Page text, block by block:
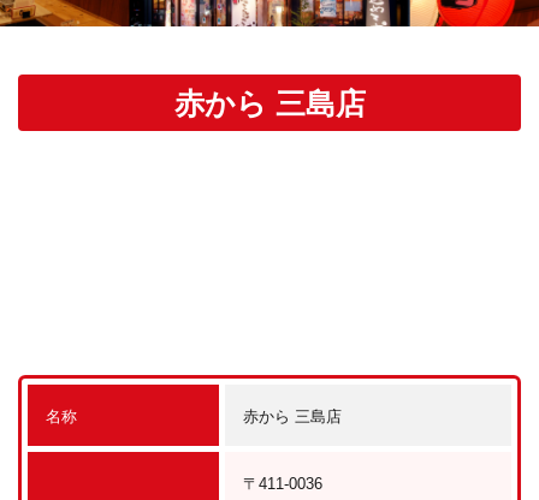
赤から 三島店
名称 赤から 三島店
〒411-0036